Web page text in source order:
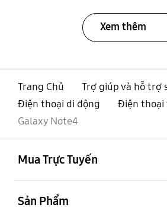
Xem thêm
Trang Chủ
Trợ giúp và hỗ trợ
Điện thoại di động
Điện thoại
Galaxy Note4
Mua Trực Tuyến
Sản Phẩm